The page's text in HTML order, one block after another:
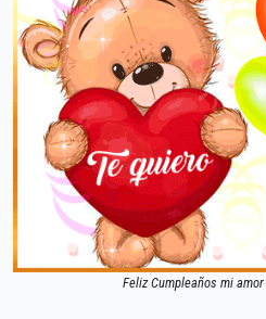
Feliz Cumpleaños mi